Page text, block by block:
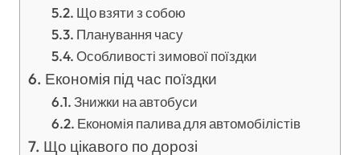
Що взяти з собою
Планування часу
Особливості зимової поїздки
Економія під час поїздки
Знижки на автобуси
Економія палива для автомобілістів
Що цікавого по дорозі